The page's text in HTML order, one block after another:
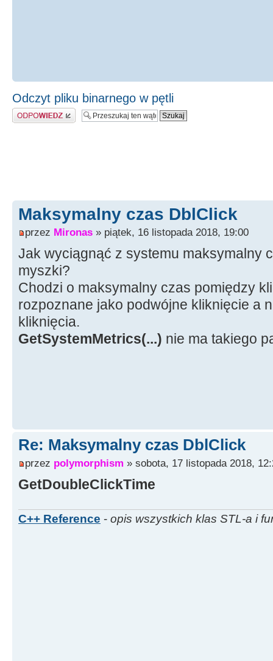
Odczyt pliku binarnego w pętli
Odpowiedz
Maksymalny czas DblClick
przez Mironas » piątek, 16 listopada 2018, 19:00
Jak wyciągnąć z systemu maksymalny
myszki?
Chodzi o maksymalny czas pomiędzy
rozpoznane jako podwójne kliknięcie a
kliknięcia.
GetSystemMetrics(...) nie ma takiego
Re: Maksymalny czas DblClick
przez polymorphism » sobota, 17 listopada 2018,
GetDoubleClickTime
C++ Reference - opis wszystkich klas STL-a i